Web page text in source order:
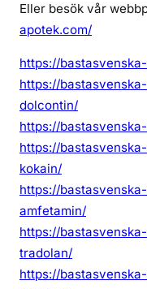
Eller besök vår
apotek.com/
https://
https://
dolcontin/
https://
https://
kokain/
https://
amfetamin/
https://
tradolan/
https://